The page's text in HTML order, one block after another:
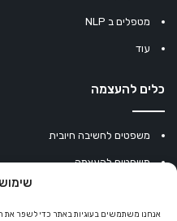
אנחנו משתמשים בעוגיות באתר כדי לשפר את
מטפלים ב NLP
עוד
כלים להעצמה
משפטים לחשיבה חיובית
משפטים להעצמה
מחשבון נומרולוגיה